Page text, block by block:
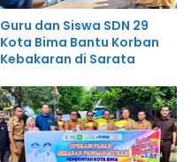
Guru dan Siswa SDN 29
Kota Bima Bantu Korban
Kebakaran di Sarata